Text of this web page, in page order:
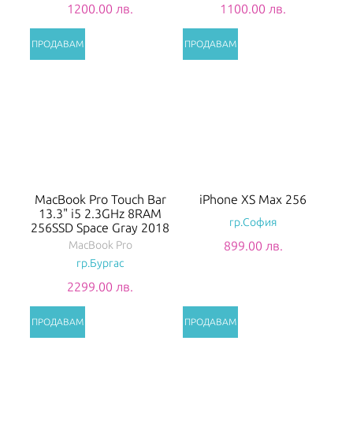
1200.00 лв. 1100.00 лв.
MacBook Pro Touch Bar
13.3" i5 2.3GHz 8RAM
256SSD Space Gray 2018
MacBook Pro
гр.Бургас
2299.00 лв.
iPhone XS Max 256
гр.София
899.00 лв.